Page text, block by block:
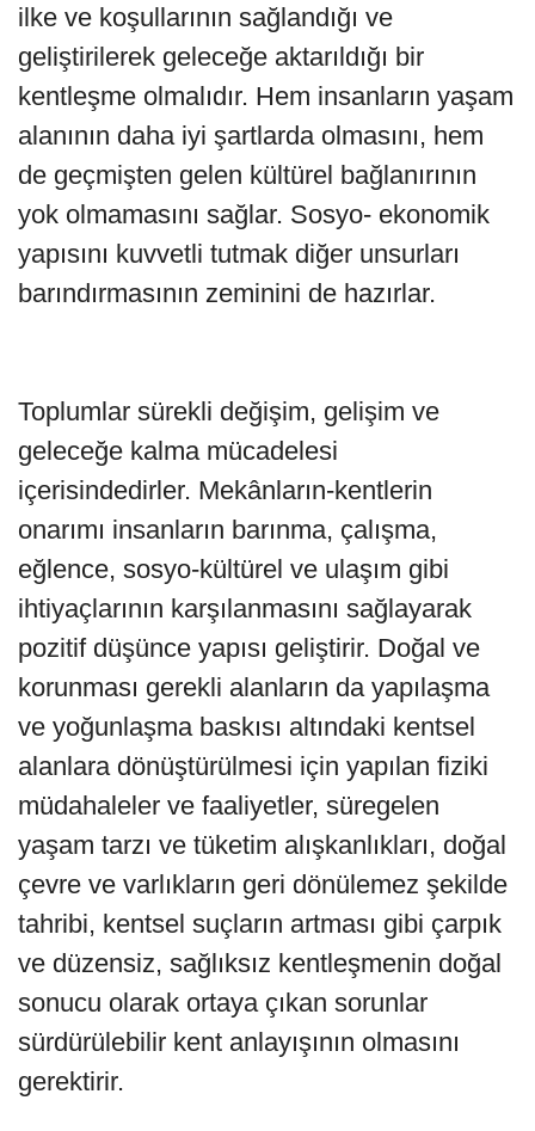
ilke ve koşullarının sağlandığı ve
geliştirilerek geleceğe aktarıldığı bir
kentleşme olmalıdır. Hem insanların yaşam
alanının daha iyi şartlarda olmasını, hem
de geçmişten gelen kültürel bağlanırının
yok olmamasını sağlar. Sosyo- ekonomik
yapısını kuvvetli tutmak diğer unsurları
barındırmasının zeminini de hazırlar.
Toplumlar sürekli değişim, gelişim ve
geleceğe kalma mücadelesi
içerisindedirler. Mekânların-kentlerin
onarımı insanların barınma, çalışma,
eğlence, sosyo-kültürel ve ulaşım gibi
ihtiyaçlarının karşılanmasını sağlayarak
pozitif düşünce yapısı geliştirir. Doğal ve
korunması gerekli alanların da yapılaşma
ve yoğunlaşma baskısı altındaki kentsel
alanlara dönüştürülmesi için yapılan fiziki
müdahaleler ve faaliyetler, süregelen
yaşam tarzı ve tüketim alışkanlıkları, doğal
çevre ve varlıkların geri dönülemez şekilde
tahribi, kentsel suçların artması gibi çarpık
ve düzensiz, sağlıksız kentleşmenin doğal
sonucu olarak ortaya çıkan sorunlar
sürdürülebilir kent anlayışının olmasını
gerektirir.